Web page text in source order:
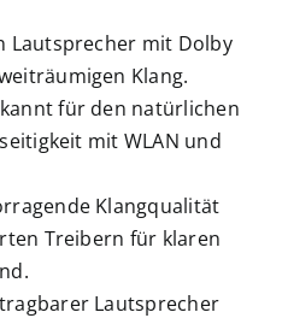
Lautsprecher mit Dolby
Klang.
für den natürlichen
mit WLAN und
Klangqualität
Treibern für klaren
Lautsprecher